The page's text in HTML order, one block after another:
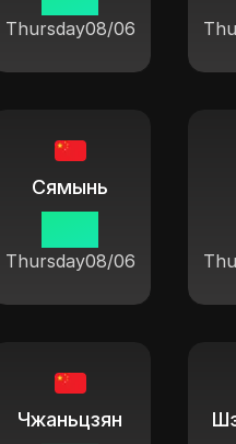
Thursday08/06
Сямынь
Thursday08/06
Чжаньцзян